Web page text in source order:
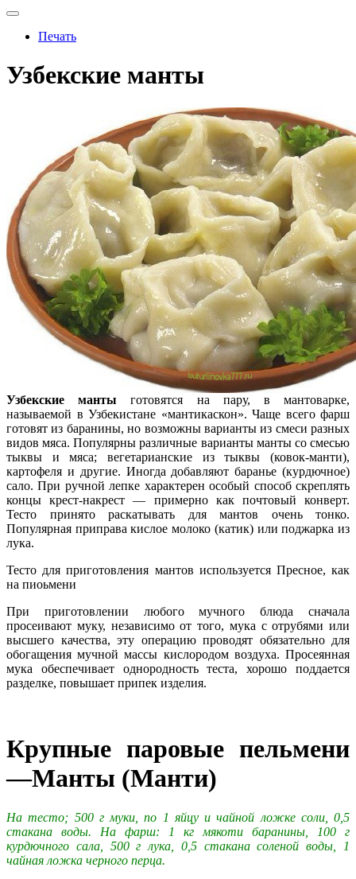
Печать
Узбекские манты
Узбекские манты готовятся на пару, в мантоварке,
называемой в Узбекистане «мантикаскон». Чаще всего фарш
готовят из баранины, но возможны варианты из смеси разных
видов мяса. Популярны различные варианты манты со смесью
тыквы и мяса; вегетарианские из тыквы (ковок-манти),
картофеля и другие. Иногда добавляют баранье (курдючное)
сало. При ручной лепке характерен особый способ скреплять
концы крест-накрест — примерно как почтовый конверт.
Тесто принято раскатывать для мантов очень тонко.
Популярная приправа кислое молоко (катик) или поджарка из
лука.
Тесто для приготовления мантов используется Пресное, как
на пиоьмени
При приготовлении любого мучного блюда сначала
просеивают муку, независимо от того, мука с отрубями или
высшего качества, эту операцию проводят обязательно для
обогащения мучной массы кислородом воздуха. Просеянная
мука обеспечивает однородность теста, хорошо поддается
разделке, повышает припек изделия.
Крупные паровые пельмени
—Манты (Манти)
На тесто; 500 г муки, по 1 яйцу и чайной ложке соли, 0,5
стакана воды. На фарш: 1 кг мякоти баранины, 100 г
курдючного сала, 500 г лука, 0,5 стакана соленой воды, 1
чайная ложка черного перца.